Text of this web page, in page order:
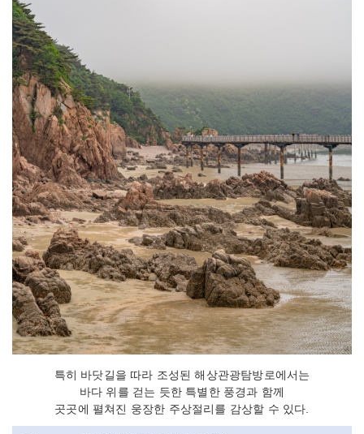
특히 바닷길을 따라 조성된 해상관광탐방로에서는
바다 위를 걷는 듯한 특별한 풍경과 함께
곳곳에 펼쳐진 웅장한 주상절리를 감상할 수 있다.